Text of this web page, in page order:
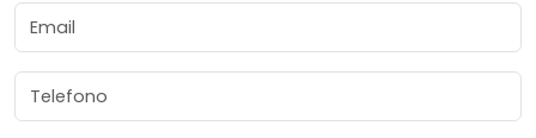
Email
Telefono